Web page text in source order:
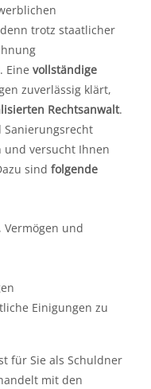
trotz staatlicher
Eine vollständige
zuverlässig klärt,
Rechtsanwalt.
Sanierungsrecht
versucht Ihnen
sind folgende
und
Einigungen zu
für Sie als Schuldner
mit den